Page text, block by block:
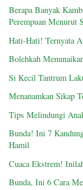
Berapa Banyak
Perempuan Menurut
Hati-Hati! Ternyata
Bolehkah
Si Kecil Tantrum
Menanamkan Sikap
Tips Melindungi
Bunda! Ini 7
Hamil
Cuaca Ekstrem!
Bunda, Ini 6 Cara